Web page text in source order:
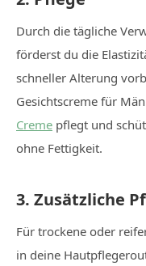
Durch die tägliche
förderst du die
schneller Alterung
Gesichtscreme für
Creme pflegt und
ohne Fettigkeit.
3. Zusätzliche
Für trockene oder
in deine